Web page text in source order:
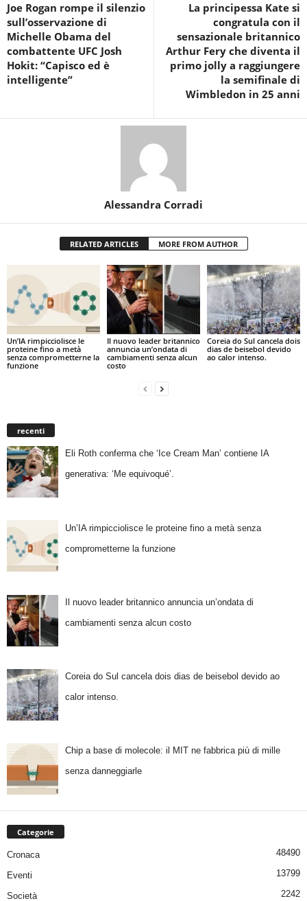
Joe Rogan rompe il silenzio
sull’osservazione di
Michelle Obama del
combattente UFC Josh
Hokit: “Capisco ed è
intelligente”
La principessa Kate si
congratula con il
sensazionale britannico
Arthur Fery che diventa il
primo jolly a raggiungere
la semifinale di
Wimbledon in 25 anni
Alessandra Corradi
RELATED ARTICLES MORE FROM AUTHOR
Un’IA rimpicciolisce le
proteine fino a metà
senza comprometterne la
funzione
Il nuovo leader britannico
annuncia un’ondata di
cambiamenti senza alcun
costo
Coreia do Sul cancela dois
dias de beisebol devido
ao calor intenso.
recenti
Eli Roth conferma che ‘Ice Cream Man’ contiene IA
generativa: ‘Me equivoqué’.
Un’IA rimpicciolisce le proteine fino a metà senza
comprometterne la funzione
Il nuovo leader britannico annuncia un’ondata di
cambiamenti senza alcun costo
Coreia do Sul cancela dois dias de beisebol devido ao
calor intenso.
Chip a base di molecole: il MIT ne fabbrica più di mille
senza danneggiarle
Categorie
Cronaca 48490
Eventi 13799
Società 2242